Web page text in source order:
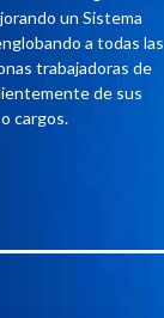
un Sistema
a todas las
trabajadoras de
de sus
cargos.